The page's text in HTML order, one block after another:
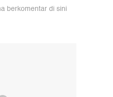
berkomentar di sini